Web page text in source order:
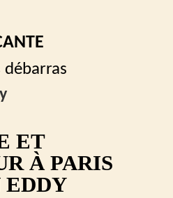
débarras
ET
À PARIS
EDDY